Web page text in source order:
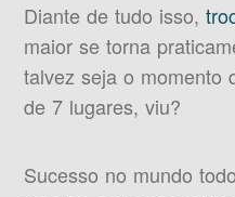
Diante de tudo isso,
maior se torna
talvez seja o momento
de 7 lugares, viu?
Sucesso no mundo